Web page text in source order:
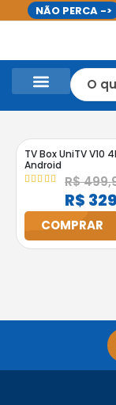
NÃO PERCA ->
TV Box UniTV V10
Android
out of 5
R$
R$
COMPRAR